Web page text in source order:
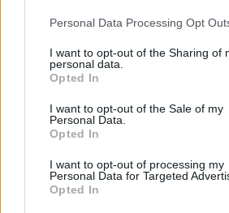
Personal Data Processing Opt
I want to opt-out of the Sharing of
personal data.
Opted In
I want to opt-out of the Sale of my
Personal Data.
Opted In
I want to opt-out of processing my
Personal Data for Targeted
Opted In
Partager le fichier
le Web et les